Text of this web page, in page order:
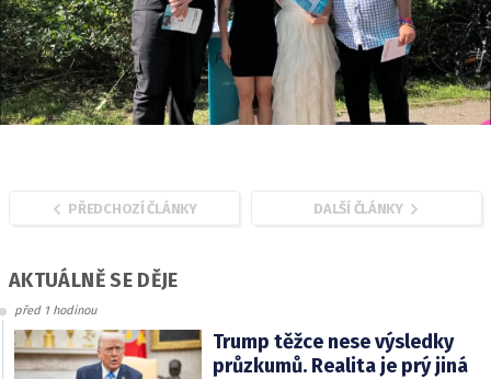
PŘEDCHOZÍ ČLÁNKY DALŠÍ ČLÁNKY
AKTUÁLNĚ SE DĚJE
před 1 hodinou
Trump těžce nese výsledky
průzkumů. Realita je prý jiná